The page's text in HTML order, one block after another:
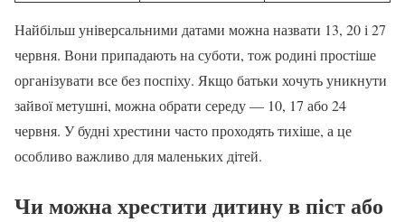
Найбільш універсальними датами можна назвати 13, 20 і 27
червня. Вони припадають на суботи, тож родині простіше
організувати все без поспіху. Якщо батьки хочуть уникнути
зайвої метушні, можна обрати середу — 10, 17 або 24
червня. У будні хрестини часто проходять тихіше, а це
особливо важливо для маленьких дітей.
Чи можна хрестити дитину в піст або